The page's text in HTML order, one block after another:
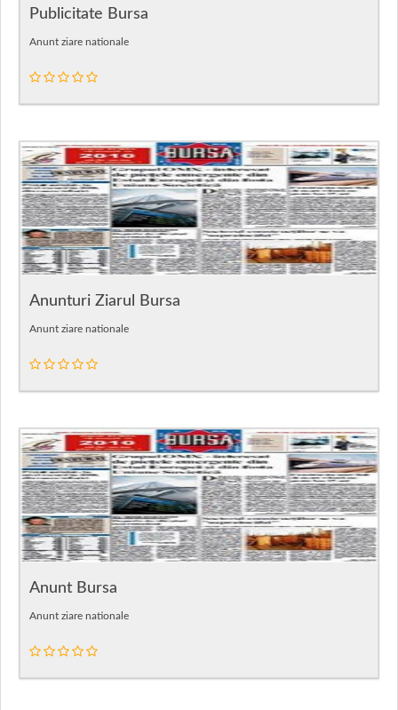
Publicitate Bursa
Anunt ziare nationale
Anunturi Ziarul Bursa
Anunt ziare nationale
Anunt Bursa
Anunt ziare nationale